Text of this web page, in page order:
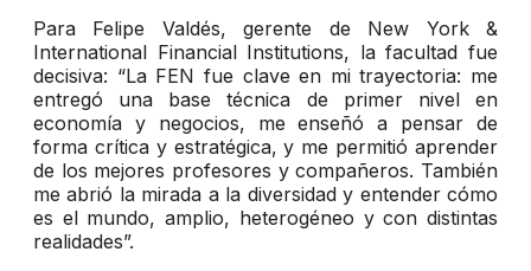
Para Felipe Valdés, gerente de New York &
International Financial Institutions, la facultad fue
decisiva: “La FEN fue clave en mi trayectoria: me
entregó una base técnica de primer nivel en
economía y negocios, me enseñó a pensar de
forma crítica y estratégica, y me permitió aprender
de los mejores profesores y compañeros. También
me abrió la mirada a la diversidad y entender cómo
es el mundo, amplio, heterogéneo y con distintas
realidades”.